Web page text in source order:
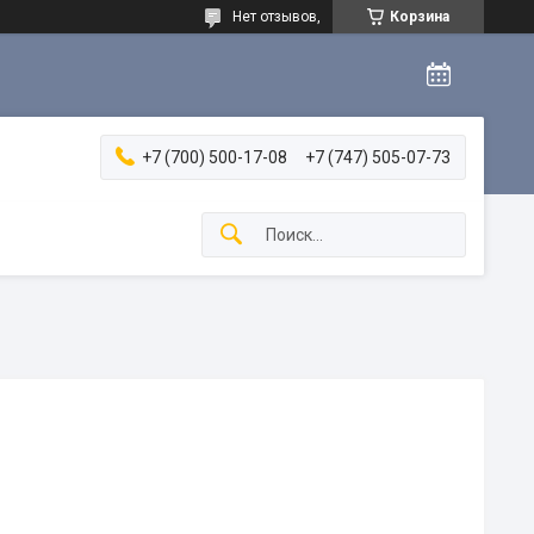
Корзина
Нет отзывов,
+7 (700) 500-17-08 +7 (747) 505-07-73